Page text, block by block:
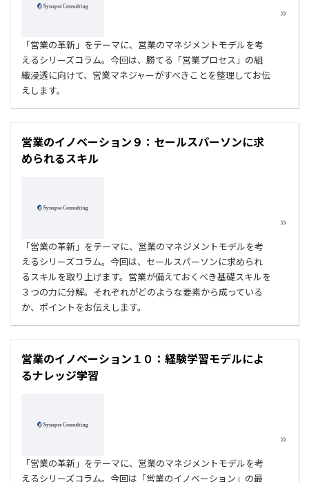
「営業の革新」をテーマに、営業のマネジメントモデルを考
えるシリーズコラム。今回は、勝てる「営業プロセス」の組
織浸透に向けて、営業マネジャーがすべきことを整理してお伝
えします。
営業のイノベーション９：セールスパーソンに求
められるスキル
「営業の革新」をテーマに、営業のマネジメントモデルを考
えるシリーズコラム。今回は、セールスパーソンに求められ
るスキルを取り上げます。営業が備えておくべき基礎スキルを
３つの力に分解。それぞれがどのような要素から成っている
か、ポイントをお伝えします。
営業のイノベーション１０：経験学習モデルによ
るナレッジ学習
「営業の革新」をテーマに、営業のマネジメントモデルを考
えるシリーズコラム。今回は「営業のイノベーション」の最